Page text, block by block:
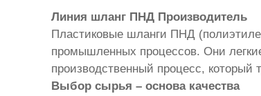
Линия шланг ПНД Производитель
Пластиковые шланги ПНД
промышленных процессов. Они
производственный процесс, который
Выбор сырья – основа качества